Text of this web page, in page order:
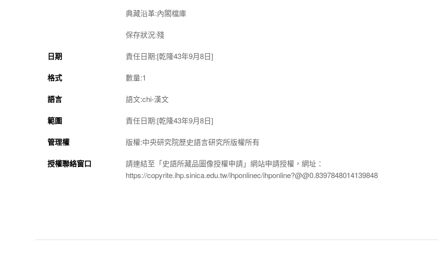
典藏沿革:內閣檔庫
保存狀況:殘
日期 責任日期:[乾隆43年9月8日]
格式 數量:1
語言 語文:chi-漢文
範圍 責任日期:[乾隆43年9月8日]
管理權 版權:中央研究院歷史語言研究所版權所有
授權聯絡窗口
請連結至「史語所藏品圖像授權申請」網站申請授權，網址：
https://copyrite.ihp.sinica.edu.tw/ihponlinec/ihponline?@@0.8397848014139848